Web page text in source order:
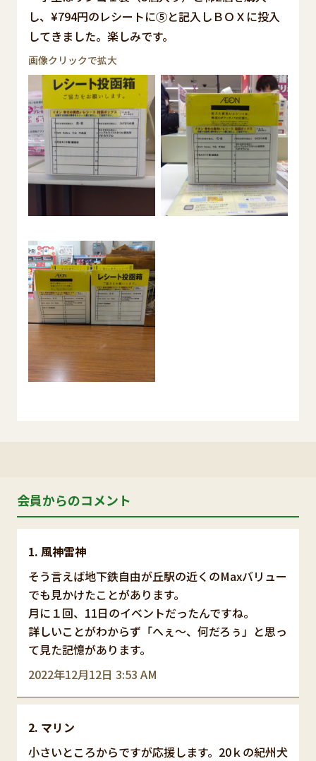
し、¥794円のレシートに⑤と記入しＢＯＸに投入
してきました。楽しみです。
画像クリックで拡大
会員からのコメント
風神雷神
2022年12月12日 3:53 AM
そう言えば地下鉄自由が丘駅の近くのMaxバリュー
でも見かけたことがあります。
月に１回、11日のイベントだったんですね。
詳しいことがわからず「へぇ～、何だろぅ」と思っ
て見た記憶があります。
マリン
小さいところからですが応援します。20ｋの紀州犬